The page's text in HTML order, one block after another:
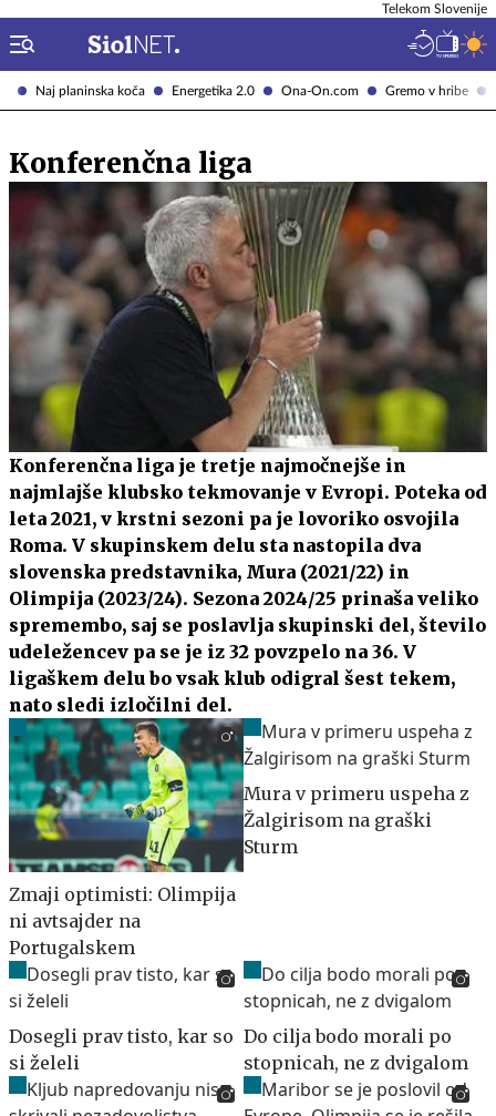
Naj planinska koča Energetika 2.0 Ona-On.com Gremo v hribe
Telekom Slovenije
Konferenčna liga
Konferenčna liga je tretje najmočnejše in
najmlajše klubsko tekmovanje v Evropi. Poteka od
leta 2021, v krstni sezoni pa je lovoriko osvojila
Roma. V skupinskem delu sta nastopila dva
slovenska predstavnika, Mura (2021/22) in
Olimpija (2023/24). Sezona 2024/25 prinaša veliko
spremembo, saj se poslavlja skupinski del, število
udeležencev pa se je iz 32 povzpelo na 36. V
ligaškem delu bo vsak klub odigral šest tekem,
nato sledi izločilni del.
Zmaji optimisti: Olimpija
ni avtsajder na
Portugalskem
Mura v primeru uspeha z
Žalgirisom na graški
Sturm
Dosegli prav tisto, kar so
si želeli
Do cilja bodo morali po
stopnicah, ne z dvigalom